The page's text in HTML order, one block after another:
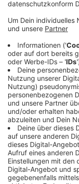
Hohe
Anzeige
Mit jeder Kippe,
rund 40 Liter
Woche soll genau
Anzeige
Ziel: Über
Anzeige